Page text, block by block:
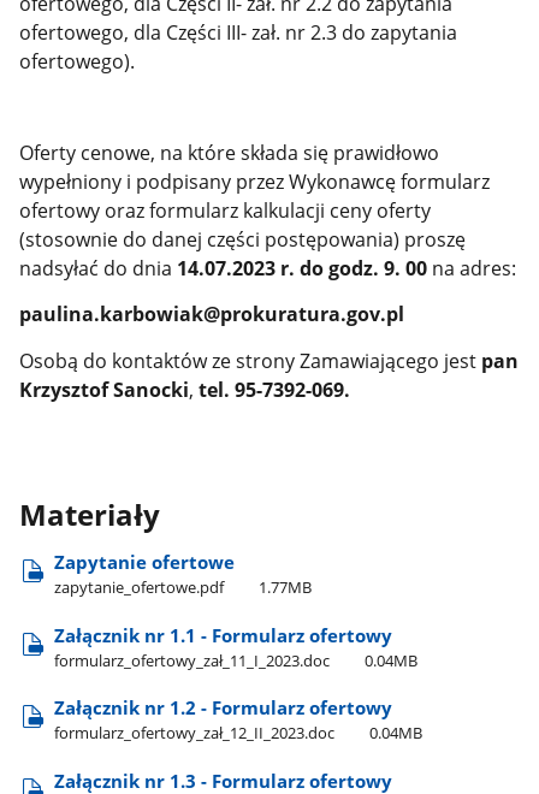
ofertowego, dla Części III- zał. nr 2.3 do zapytania
ofertowego).
Oferty cenowe, na które składa się prawidłowo
wypełniony i podpisany przez Wykonawcę formularz
ofertowy oraz formularz kalkulacji ceny oferty
(stosownie do danej części postępowania) proszę
nadsyłać do dnia 14.07.2023 r. do godz. 9. 00 na adres:
paulina.karbowiak@prokuratura.gov.pl
Osobą do kontaktów ze strony Zamawiającego jest pan
Krzysztof Sanocki,tel. 95-7392-069.
Materiały
Zapytanie ofertowe
zapytanie​_ofertowe.pdf 1.77MB
Załącznik nr 1.1 - Formularz ofertowy
formularz​_ofertowy​_zał​_11​_I​_2023.doc 0.04MB
Załącznik nr 1.2 - Formularz ofertowy
formularz​_ofertowy​_zał​_12​_II​_2023.doc 0.04MB
Załącznik nr 1.3 - Formularz ofertowy